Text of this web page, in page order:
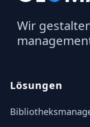
Wir
Lösungen